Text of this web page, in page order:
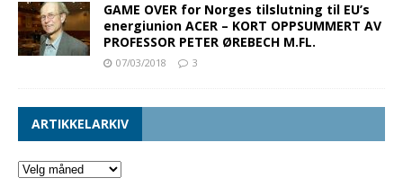
GAME OVER for Norges tilslutning til EU’s
energiunion ACER – KORT OPPSUMMERT AV
PROFESSOR PETER ØREBECH M.FL.
07/03/2018 3
ARTIKKELARKIV